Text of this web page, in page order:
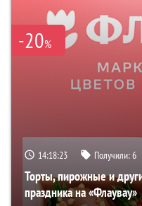
-20%
14:18:22 Получили:6
Торты, пирожные и
праздника на «Флаувау»